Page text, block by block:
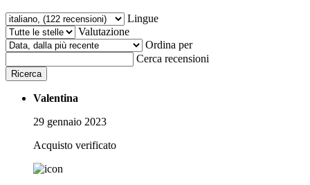
Lingue
Valutazione
Ordina per
Cerca recensioni
Ricerca
Valentina
29 gennaio 2023
Acquisto verificato